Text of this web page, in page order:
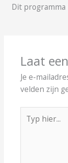
Dit programma
Laat
Je e-
velden zijn
hier...